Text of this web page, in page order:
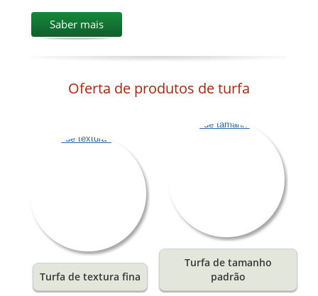
Saber mais
Oferta de produtos de turfa
Turfa de textura fina
Turfa de tamanho
padrão